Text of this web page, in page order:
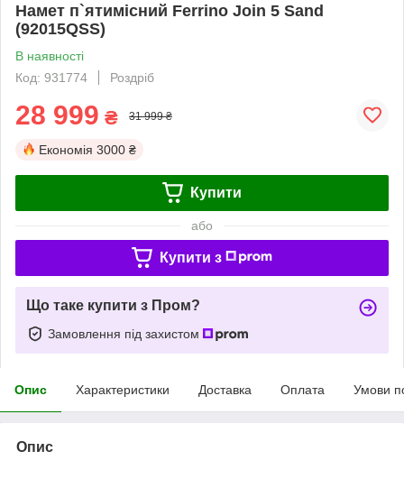
Намет п`ятимісний Ferrino Join 5 Sand
(92015QSS)
В наявності
Код: 931774
Роздріб
28 999 ₴ 31 999 ₴
Економія 3000 ₴
Купити
або
Купити з
Що таке купити з Пром?
Замовлення під захистом
Опис Характеристики Доставка Оплата Умови
Опис